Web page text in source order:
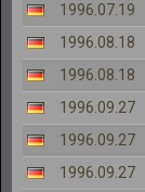
1996.07.19
1996.08.18
1996.08.18
1996.09.27
1996.09.27
1996.09.27